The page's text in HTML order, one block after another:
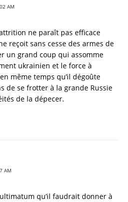
AM
ne paraît pas efficace
reçoit sans cesse des armes de
un grand coup qui assomme
ukrainien et le force à
même temps qu’il dégoûte
de se frotter à la grande Russie
de la dépecer.
AM
qu’il faudrait donner à